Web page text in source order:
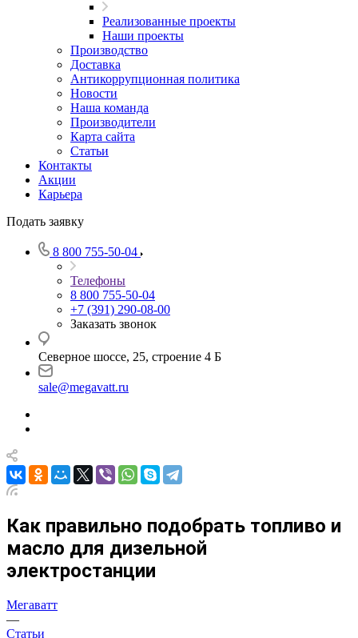
Реализованные проекты
Наши проекты
Производство
Доставка
Антикоррупционная политика
Новости
Наша команда
Производители
Карта сайта
Статьи
Контакты
Акции
Карьера
Подать заявку
8 800 755-50-04
Телефоны
8 800 755-50-04
+7 (391) 290-08-00
Заказать звонок
Северное шоссе, 25, строение 4 Б
sale@megavatt.ru
Как правильно подобрать топливо и
масло для дизельной
электростанции
Мегаватт
—
Статьи